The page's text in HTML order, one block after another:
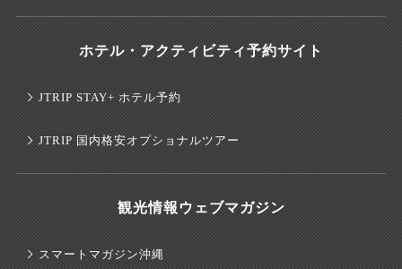
ホテル・アクティビティ予約サイト
JTRIP STAY+ ホテル予約
JTRIP 国内格安オプショナルツアー
観光情報ウェブマガジン
スマートマガジン沖縄